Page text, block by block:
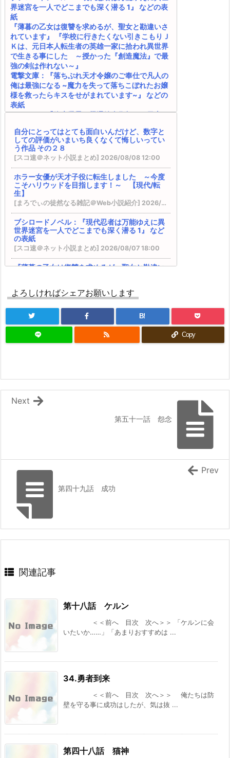
界迷宮を一人でどこまでも深く潜る 1』 などの表
紙
『薄暮の乙女は復讐を求めるが、聖女と勘違いさ
れています』 『学校に行きたくない引きこもりＪ
Ｋは、元日本人転生者の英雄一家に拾われ異世界
で生きる事にした ～授かった『創造魔法』で最
強の剣は作れない～』
電撃文庫：『落ちぶれ天才令嬢のご奉仕で凡人の
俺は最強になる ~魔力を失って落ちこぼれたお嬢
様を救ったらキスをせがまれています~』 などの
表紙
カクヨム：『終末世界の帰還錬金術師 ～日本に
世界で勇者になれなかった俺達はスルーして適当
に生きたいと思います～』 書籍化決定！
SQEXノベル：『天才魔法オタクが追放されて辺
境領主になったら、こうなりました! 1』 などの表
紙
完結済みのおすすめ作品 その１２
DREノベルス：『魔法の瓶詰職人システィナはく
じけない ~追放された呪われ王女は隠れた才能で
一から幸せを掴みます~』 などの表紙
『異世界★魔法少女― 転生初日に聖女扱いされま
したが、変身が罰ゲームすぎます！ ―』 『臆病魔
術師、カレンの激情 ～ダンジョンという楽園
は、君達に夢を見せるか～』
VRMMOの作品で何かオススメないですかね？ そ
ったよな?剣の魔法じゃなくてさ? ~ギフト「剣魔
法」でゲーム世界を美少女たちと駆け抜ける~』
カクヨム：『スキル無しゴトーさんは最弱のはず
です！～勇者召喚に巻き込まれたモブサラリーマ
ンの異世界冒険記～』 スターツ出版グラストNOV
ELSから書籍化決定！
内政ものでオススメある？ その２０
Kラノベブックス：『【爆アド】生まれた直後か
ら最強悪霊と脳内バトルしてたら魔力量が測定可
能域を超えてました 2 ~悪憑の子の謙虚な覇道
ハーメルン：『最強以外ありえない』 HJノベル
スから書籍化決定！
スニーカー文庫：『幼なじみ嫁のやり直し恋愛ル
ート』 などの表紙
自分にとってはとても面白いんだけど、数字と
しての評価がいまいち良くなくて悔しいってい
う作品 その２８
[スコ速＠ネット小説まとめ] 2026/08/08 12:00
ホラー女優が天才子役に転生しました ～今度
こそハリウッドを目指します！～ 【現代/転
生】
[まろでぃの徒然なる雑記＠Web小説紹介] 2026/08/08 09:33
ブシロードノベル：『現代忍者は万能ゆえに異
世界迷宮を一人でどこまでも深く潜る 1』 など
の表紙
[スコ速＠ネット小説まとめ] 2026/08/07 18:00
『薄暮の乙女は復讐を求めるが、聖女と勘違い
異世界で生きる事にした ～授かった『創造魔
法』で最強の剣は作れない～』
[スコ速＠ネット小説まとめ] 2026/08/07 12:00
後世の歴史家いわく、俺は面従腹背の成り上が
り復讐者らしい 【ファンタジー/転生】
お嬢様を救ったらキスをせがまれています~』
などの表紙
[スコ速＠ネット小説まとめ] 2026/08/06 18:00
カクヨム：『終末世界の帰還錬金術師 ～日本
[スコ速＠ネット小説まとめ] 2026/08/06 12:00
ブドウ畑から始まる異世界スローライフ ～社畜
で過労死、スキルは無いけど、しあわせに暮ら
してます～ 【ファンタジー/転生（憑依）】
の表紙
完結済みのおすすめ作品 その１２
ギャルルルル！ギャルが戦車に乗ってやってく
る！ 【ポスト・アポカリプス/完結済み（4.6
[まろでぃの徒然なる雑記＠Web小説紹介] 2026/08/05 08:59
DREノベルス：『魔法の瓶詰職人システィナは
くじけない ~追放された呪われ王女は隠れた才
能で一から幸せを掴みます~』 などの表紙
[スコ速＠ネット小説まとめ] 2026/08/04 18:00
『異世界★魔法少女― 転生初日に聖女扱いされ
ましたが、変身が罰ゲームすぎます！ ―』 『臆
病魔術師、カレンの激情 ～ダンジョンという
[スコ速＠ネット小説まとめ] 2026/08/04 12:00
異世界帰りの勇者はVRMMOでも最強だった～
初心者なのに規格外の戦闘能力を見せた結果、
よろしければシェアお願いします
B!
Copy
第五十一話 怨念
Next
第四十九話 成功
Prev
関連記事
第十八話 ケルン
＜＜前へ 目次 次へ＞＞ 「ケルンに会
いたいか……」「あまりおすすめは ...
34.勇者到来
＜＜前へ 目次 次へ＞＞ 俺たちは防
壁を守る事に成功はしたが、気は抜 ...
第四十八話 猫神